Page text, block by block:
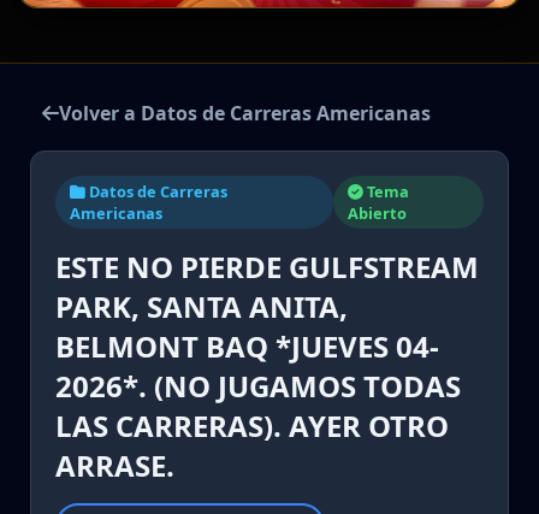
Volver a Datos de Carreras Americanas
Datos de Carreras
Americanas
Tema
Abierto
ESTE NO PIERDE GULFSTREAM
PARK, SANTA ANITA,
BELMONT BAQ *JUEVES 04-
2026*. (NO JUGAMOS TODAS
LAS CARRERAS). AYER OTRO
ARRASE.